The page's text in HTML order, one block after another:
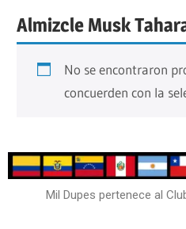
Almizcle Musk
No se encontraron
concuerden con la
Mil Dupes pertenece al